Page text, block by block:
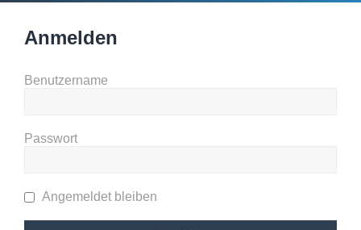
Anmelden
Benutzername
Passwort
Angemeldet bleiben